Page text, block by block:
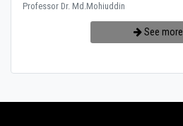
Professor Dr. Md.Mohiuddin
See more